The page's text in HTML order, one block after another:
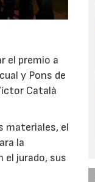
el premio a
y Pons de
Català
materiales, el
la
el jurado, sus